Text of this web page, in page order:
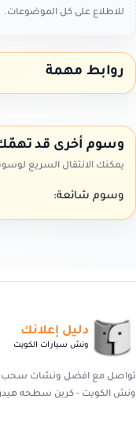
للاطلاع على كل الموضوعات.
روابط مهمة
وسوم أخرى قد
يمكنك الانتقال السريع
وسوم شائعة:
دليل إعلانك
ونش سيارات الكويت
تواصل مع افضل ونشات سحب
ونش الكويت - كرين سطحه